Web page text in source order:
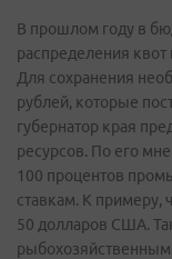
В прошлом году в
распределения
Для сохранения
рублей, которые
губернатор края
ресурсов. По его
100 процентов
ставкам. К примеру,
50 долларов США.